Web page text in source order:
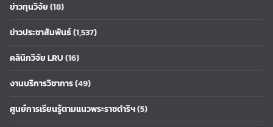
ข่าวทุนวิจัย(18)
ข่าวประชาสัมพันธ์(1,537)
คลินิกวิจัย LRU(16)
งานบริการวิชาการ(49)
ศูนย์การเรียนรู้ตามแนวพระราชดำริฯ(5)